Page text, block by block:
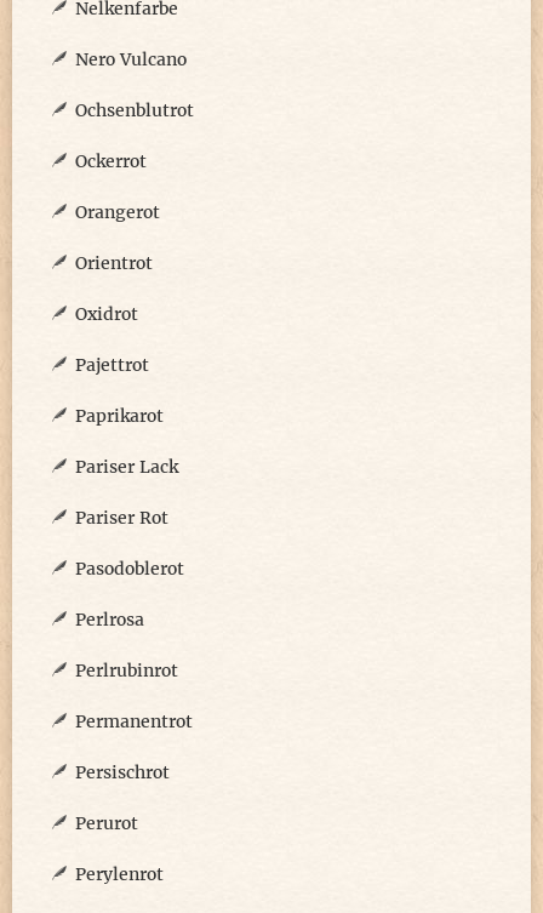
Nelkenfarbe
Nero Vulcano
Ochsenblutrot
Ockerrot
Orangerot
Orientrot
Oxidrot
Pajettrot
Paprikarot
Pariser Lack
Pariser Rot
Pasodoblerot
Perlrosa
Perlrubinrot
Permanentrot
Persischrot
Perurot
Perylenrot